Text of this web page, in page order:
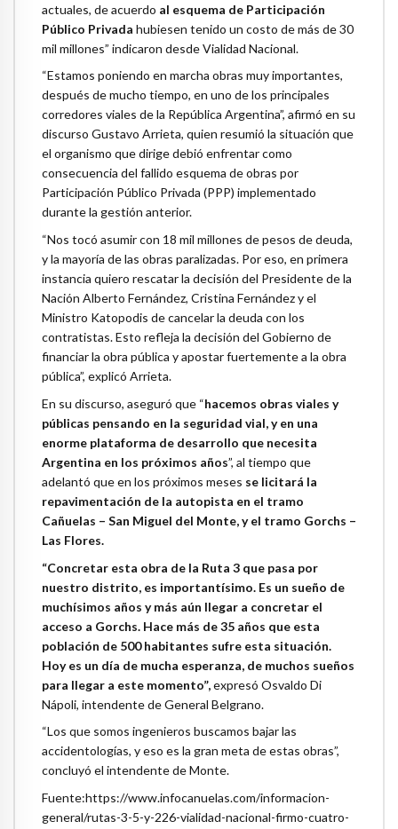
actuales, de acuerdo al esquema de Participación
Público Privada hubiesen tenido un costo de más de 30
mil millones” indicaron desde Vialidad Nacional.
“Estamos poniendo en marcha obras muy importantes,
después de mucho tiempo, en uno de los principales
corredores viales de la República Argentina”, afirmó en su
discurso Gustavo Arrieta, quien resumió la situación que
el organismo que dirige debió enfrentar como
consecuencia del fallido esquema de obras por
Participación Público Privada (PPP) implementado
durante la gestión anterior.
“Nos tocó asumir con 18 mil millones de pesos de deuda,
y la mayoría de las obras paralizadas. Por eso, en primera
instancia quiero rescatar la decisión del Presidente de la
Nación Alberto Fernández, Cristina Fernández y el
Ministro Katopodis de cancelar la deuda con los
contratistas. Esto refleja la decisión del Gobierno de
financiar la obra pública y apostar fuertemente a la obra
pública”, explicó Arrieta.
En su discurso, aseguró que “hacemos obras viales y
públicas pensando en la seguridad vial, y en una
enorme plataforma de desarrollo que necesita
Argentina en los próximos años”, al tiempo que
adelantó que en los próximos meses se licitará la
repavimentación de la autopista en el tramo
Cañuelas – San Miguel del Monte, y el tramo Gorchs –
Las Flores.
“Concretar esta obra de la Ruta 3 que pasa por
nuestro distrito, es importantísimo. Es un sueño de
muchísimos años y más aún llegar a concretar el
acceso a Gorchs. Hace más de 35 años que esta
población de 500 habitantes sufre esta situación.
Hoy es un día de mucha esperanza, de muchos sueños
para llegar a este momento”,expresó Osvaldo Di
Nápoli, intendente de General Belgrano.
“Los que somos ingenieros buscamos bajar las
accidentologías, y eso es la gran meta de estas obras”,
concluyó el intendente de Monte.
Fuente:https://www.infocanuelas.com/informacion-
general/rutas-3-5-y-226-vialidad-nacional-firmo-cuatro-